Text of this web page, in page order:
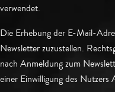
verwendet.
Die Erhebung der E-Mail-
Newsletter zuzustellen.
nach Anmeldung zum
einer Einwilligung des